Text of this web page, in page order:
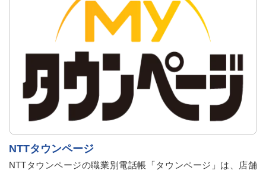
NTTタウンページ
NTTタウンページの職業別電話帳「タウンページ」は、店舗